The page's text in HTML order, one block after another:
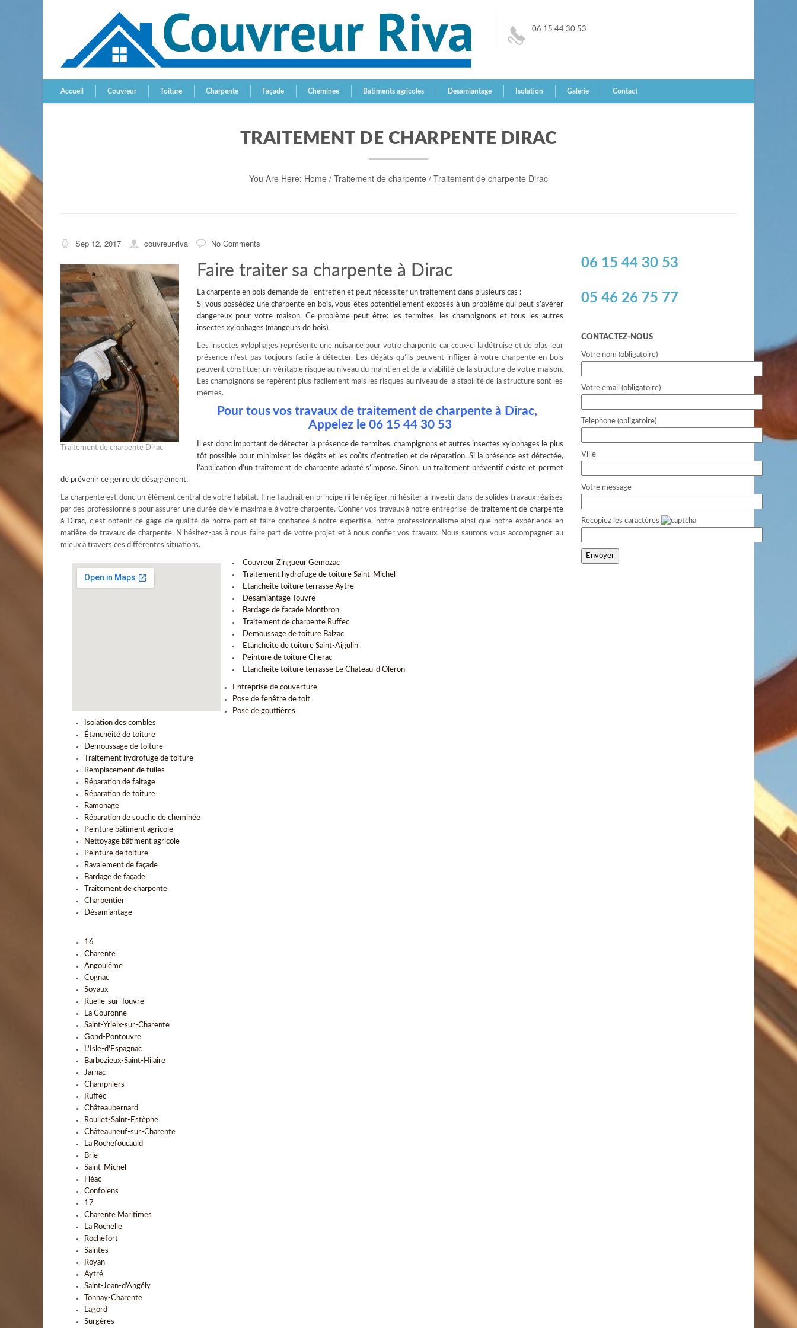
06 15 44 30 53
Accueil Couvreur Toiture Charpente Façade Cheminee Batiments agricoles Desamiantage Isolation Galerie Contact
TRAITEMENT DE CHARPENTE DIRAC
You Are Here: Home / Traitement de charpente / Traitement de charpente Dirac
Sep 12, 2017 couvreur-riva No Comments
Traitement de charpente Dirac
Faire traiter sa charpente à Dirac
La charpente en bois demande de l’entretien et peut nécessiter un traitement dans plusieurs cas :
Si vous possédez une charpente en bois, vous êtes potentiellement exposés à un problème qui peut s’avérer
dangereux pour votre maison. Ce problème peut être: les termites, les champignons et tous les autres
insectes xylophages (mangeurs de bois).
Les insectes xylophages représente une nuisance pour votre charpente car ceux-ci la détruise et de plus leur
présence n’est pas toujours facile à détecter. Les dégâts qu’ils peuvent infliger à votre charpente en bois
peuvent constituer un véritable risque au niveau du maintien et de la viabilité de la structure de votre maison.
Les champignons se repèrent plus facilement mais les risques au niveau de la stabilité de la structure sont les
mêmes.
Pour tous vos travaux de traitement de charpente à Dirac,
Appelez le 06 15 44 30 53
Il est donc important dedétecter la présence de termites, champignons et autres insectes xylophages le plus
tôt possible pour minimiser les dégâts et les coûts d’entretien et de réparation. Si la présence est détectée,
l’application d’un traitement de charpente adapté s’impose. Sinon, un traitement préventif existe et permet
de prévenir ce genre de désagrément.
La charpente est donc un élément central de votre habitat. Il ne faudrait en principe ni le négliger ni hésiter à investir dans de solides travaux réalisés
par des professionnels pour assurer une durée de vie maximale à votre charpente. Confier vos travaux à notre entreprise de traitement de charpente
à Dirac, c’est obtenir ce gage de qualité de notre part et faire confiance à notre expertise, notre professionnalisme ainsi que notre expérience en
matière de travaux de charpente. N’hésitez-pas à nous faire part de votre projet et à nous confier vos travaux. Nous saurons vous accompagner au
mieux à travers ces différentes situations.
Couvreur Zingueur Gemozac
Traitement hydrofuge de toiture Saint-Michel
Etancheite toiture terrasse Aytre
Desamiantage Touvre
Bardage de facade Montbron
Traitement de charpente Ruffec
Demoussage de toiture Balzac
Etancheite de toiture Saint-Aigulin
Peinture de toiture Cherac
Etancheite toiture terrasse Le Chateau-d Oleron
Entreprise de couverture
Pose de fenêtre de toit
Pose de gouttières
Isolation des combles
Étanchéité de toiture
Demoussage de toiture
Traitement hydrofuge de toiture
Remplacement de tuiles
Réparation de faitage
Réparation de toiture
Ramonage
Réparation de souche de cheminée
Peinture bâtiment agricole
Nettoyage bâtiment agricole
Peinture de toiture
Ravalement de façade
Bardage de façade
Traitement de charpente
Charpentier
Désamiantage
16
Charente
Angoulême
Cognac
Soyaux
Ruelle-sur-Touvre
La Couronne
Saint-Yrieix-sur-Charente
Gond-Pontouvre
L'Isle-d'Espagnac
Barbezieux-Saint-Hilaire
Jarnac
Champniers
Ruffec
Châteaubernard
Roullet-Saint-Estèphe
Châteauneuf-sur-Charente
La Rochefoucauld
Brie
Saint-Michel
Fléac
Confolens
17
Charente Maritimes
La Rochelle
Rochefort
Saintes
Royan
Aytré
Saint-Jean-d'Angély
Tonnay-Charente
Lagord
Surgères
06 15 44 30 53
05 46 26 75 77
CONTACTEZ-NOUS
Votre nom (obligatoire)
Votre email (obligatoire)
Telephone (obligatoire)
Ville
Votre message
Recopiez les caractères